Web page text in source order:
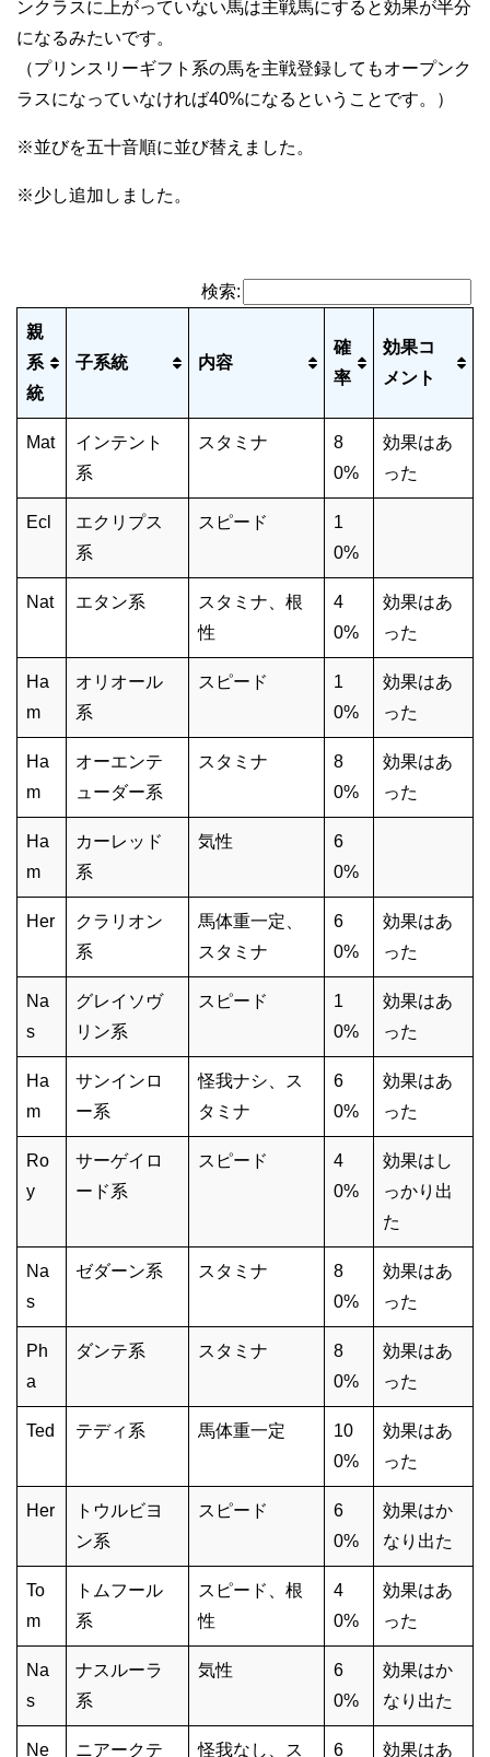
ンクラスに上がっていない馬は主戦馬にすると効果が半分
になるみたいです。
（プリンスリーギフト系の馬を主戦登録してもオープンク
ラスになっていなければ40%になるということです。）
※並びを五十音順に並び替えました。
※少し追加しました。
検索:
親
系
統
子系統 内容
確
率
効果コ
メント
Mat
インテント
系
スタミナ
8
0%
効果はあ
った
Ecl
エクリプス
系
スピード
1
0%
Nat エタン系
スタミナ、根
性
4
0%
効果はあ
った
Ha
m
オリオール
系
スピード
1
0%
効果はあ
った
Ha
m
オーエンテ
ューダー系
スタミナ
8
0%
効果はあ
った
Ha
m
カーレッド
系
気性
6
0%
Her
クラリオン
系
馬体重一定、
スタミナ
6
0%
効果はあ
った
Na
s
グレイソヴ
リン系
スピード
1
0%
効果はあ
った
Ha
m
サンインロ
ー系
怪我ナシ、ス
タミナ
6
0%
効果はあ
った
Ro
y
サーゲイロ
ード系
スピード
4
0%
効果はし
っかり出
た
Na
s
ゼダーン系 スタミナ
8
0%
効果はあ
った
Ph
a
ダンテ系 スタミナ
8
0%
効果はあ
った
Ted テディ系 馬体重一定
10
0%
効果はあ
った
Her
トウルビヨ
ン系
スピード
6
0%
効果はか
なり出た
To
m
トムフール
系
スピード、根
性
4
0%
効果はあ
った
Na
s
ナスルーラ
系
気性
6
0%
効果はか
なり出た
Ne ニアークテ 怪我なし、ス 6 効果はあ